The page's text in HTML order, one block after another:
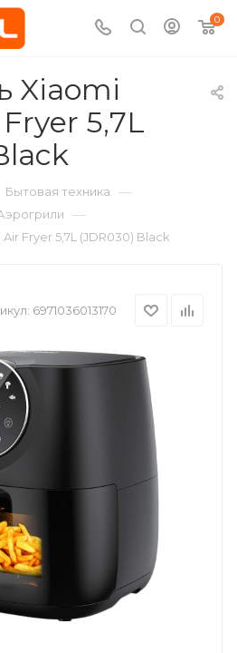
0
Xiaomi
5,7L
Бытовая техника —
—
Fryer 5,7L (JDR030) Black
6971036013170